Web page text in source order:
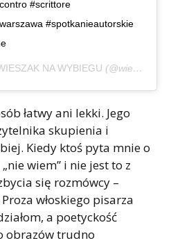
#scrittore
#spotkanieautorskie
NA WYBIEGU (@wieszaknawybiegu) on
łatwy ani lekki. Jego
skupienia i
Kiedy ktoś pyta mnie o
wiem” i nie jest to z
się rozmówcy –
włoskiego pisarza
a poetyckość
obrazów trudno